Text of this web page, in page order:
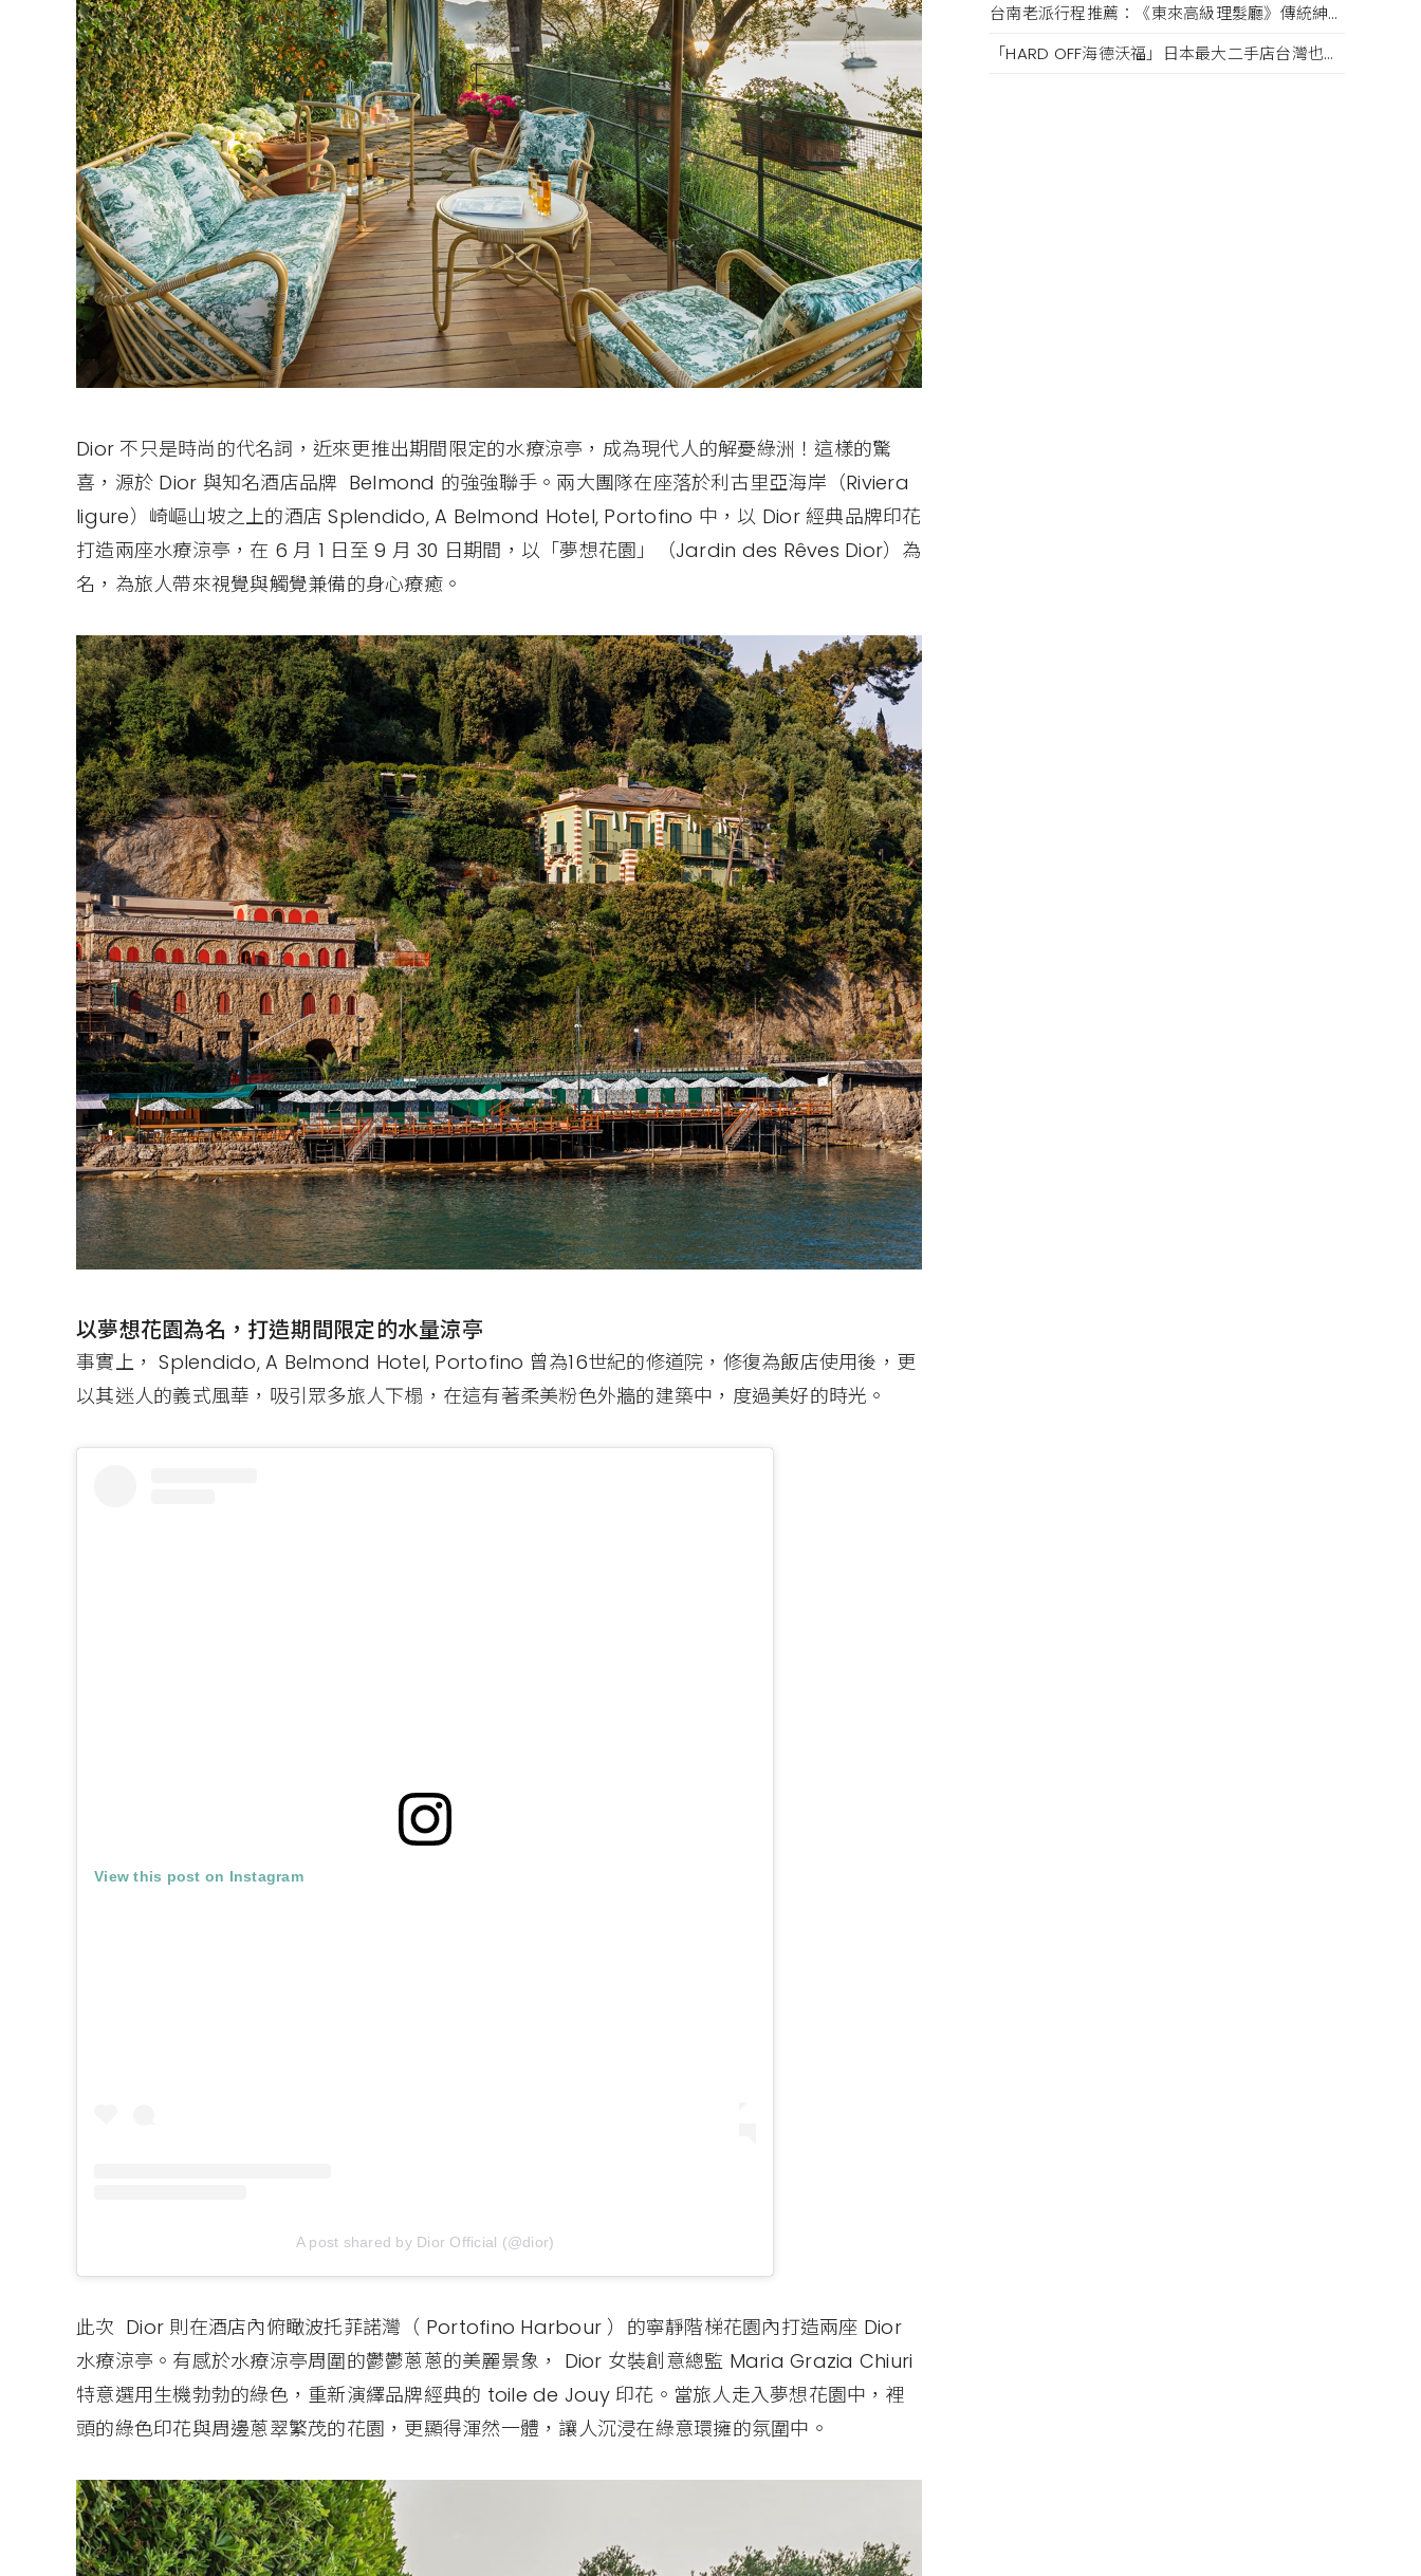
Dior 不只是時尚的代名詞，近來更推出期間限定的水療涼亭，成為現代人的解憂綠洲！這樣的驚
喜，源於 Dior 與知名酒店品牌 Belmond 的強強聯手。兩大團隊在座落於利古里亞海岸（Riviera
ligure）崎嶇山坡之上的酒店 Splendido, A Belmond Hotel, Portofino 中，以 Dior 經典品牌印花
打造兩座水療涼亭，在 6 月 1 日至 9 月 30 日期間，以「夢想花園」（Jardin des Rêves Dior）為
名，為旅人帶來視覺與觸覺兼備的身心療癒。
以夢想花園為名，打造期間限定的水量涼亭
事實上， Splendido, A Belmond Hotel, Portofino 曾為16世紀的修道院，修復為飯店使用後，更
以其迷人的義式風華，吸引眾多旅人下榻，在這有著柔美粉色外牆的建築中，度過美好的時光。
View this post on Instagram
A post shared by Dior Official (@dior)
此次 Dior 則在酒店內俯瞰波托菲諾灣（ Portofino Harbour ）的寧靜階梯花園內打造兩座 Dior
水療涼亭。有感於水療涼亭周圍的鬱鬱蔥蔥的美麗景象， Dior 女裝創意總監 Maria Grazia Chiuri
特意選用生機勃勃的綠色，重新演繹品牌經典的 toile de Jouy 印花。當旅人走入夢想花園中，裡
頭的綠色印花與周邊蔥翠繁茂的花園，更顯得渾然一體，讓人沉浸在綠意環擁的氛圍中。
台南老派行程推薦：《東來高級理髮廳》傳統紳士小姐的高級坐洗體驗、掏耳、按摩一次滿足！
「HARD OFF海德沃福」日本最大二手店台灣也逛得到，3C、名牌、古著逛不完，快點來挖寶吧！